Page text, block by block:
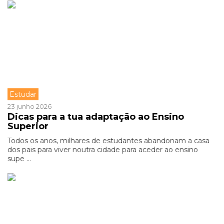
Estudar
23 junho 2026
Dicas para a tua adaptação ao Ensino
Superior
Todos os anos, milhares de estudantes abandonam a casa
dos pais para viver noutra cidade para aceder ao ensino
supe ...